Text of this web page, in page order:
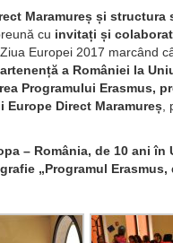
Maramureș și structura
cu invitați și
Ziua Europei 2017 marcând
a României la
Programului Erasmus,
Direct Maramureș
– România, de 10 ani în
„Programul Erasmus,